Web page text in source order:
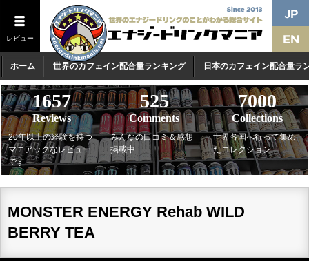
レビュー
ホーム 世界のカフェイン配合量ランキング 日本のカフェイン配合量ラ
1657
Reviews
20年以上の経験を持つ
マニアックなレビュー
です
525
Comments
みんなの口コミ＆感想
掲載中
7000
Collections
世界各国へ行って集め
たコレクション
MONSTER ENERGY Rehab WILD
BERRY TEA